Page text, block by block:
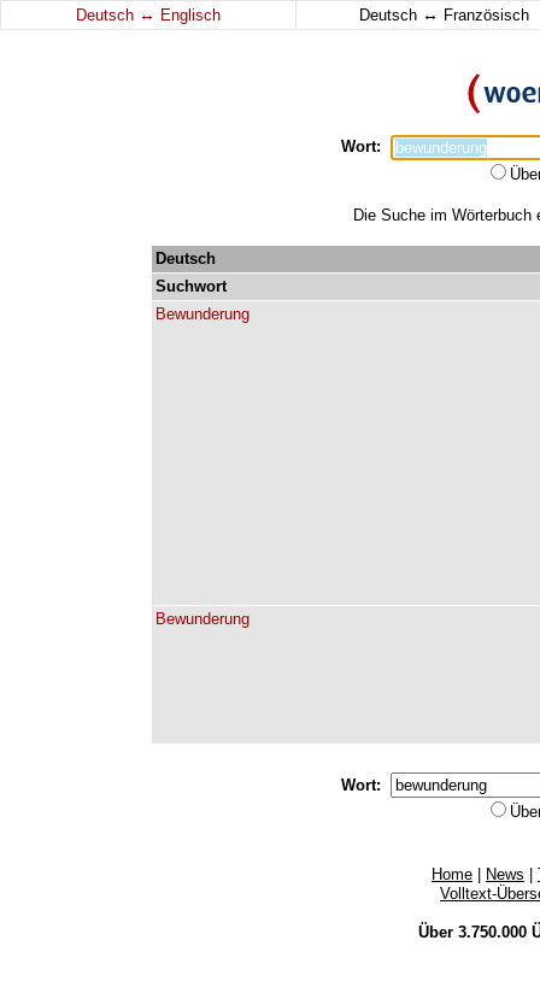
Deutsch ↔ Englisch Deutsch ↔ Französisch
Wort:
Die Suche im Wörterbuch
Deutsch
Suchwort
Bewunderung
Bewunderung
Wort:
Home News
Volltext-
Über 3.750.000